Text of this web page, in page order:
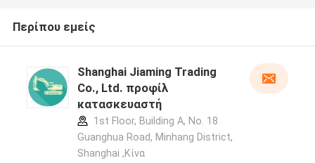
Περίπου εμείς
Shanghai Jiaming Trading
Co., Ltd. προφίλ
κατασκευαστή
1st Floor, Building A, No. 18
Guanghua Road, Minhang District,
Shanghai ,Κίνα